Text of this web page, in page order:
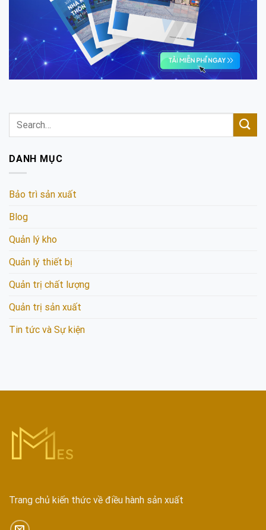
DANH MỤC
Bảo trì sản xuất
Blog
Quản lý kho
Quản lý thiết bị
Quản trị chất lượng
Quản trị sản xuất
Tin tức và Sự kiện
Trang chủ kiến thức về điều hành sản xuất